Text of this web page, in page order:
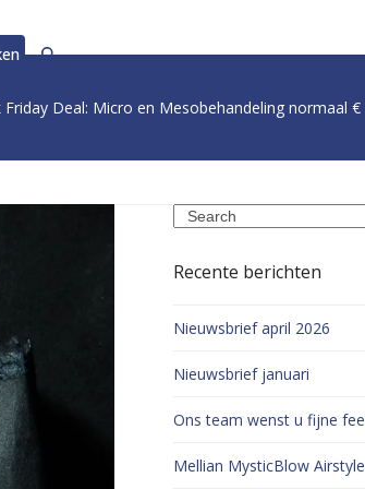
Friday Deal: Micro en Mesobehandeling normaal
Search
Recente berichten
Nieuwsbrief april 2026
Nieuwsbrief januari
Ons team wenst u fijne
Mellian MysticBlow